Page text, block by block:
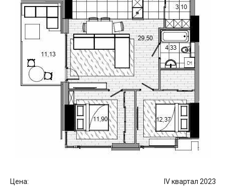
Цена: IV квартал 2023